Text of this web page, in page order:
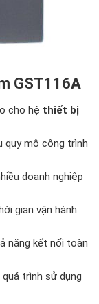
GST116A
cho hệ thiết bị
quy mô công trình
doanh nghiệp
gian vận hành
năng kết nối toàn
trình sử dụng